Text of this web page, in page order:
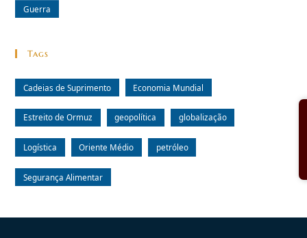
Guerra
Tags
Cadeias de Suprimento Economia Mundial
Estreito de Ormuz geopolítica globalização
Logística Oriente Médio petróleo
Segurança Alimentar